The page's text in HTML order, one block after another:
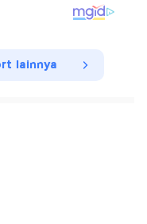
lainnya